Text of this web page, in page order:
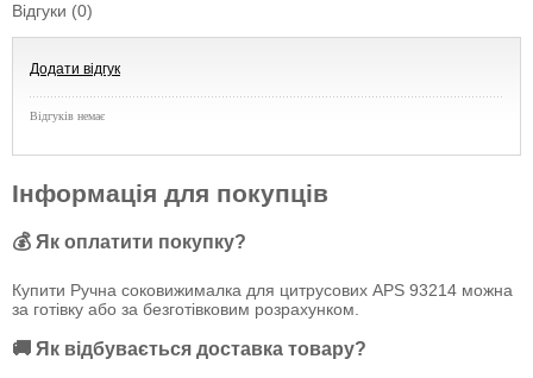
Відгуки (0)
Додати відгук
Відгуків немає
Інформація для покупців
💰 Як оплатити покупку?
Купити Ручна соковижималка для цитрусових APS 93214 можна
за готівку або за безготівковим розрахунком.
🚚 Як відбувається доставка товару?